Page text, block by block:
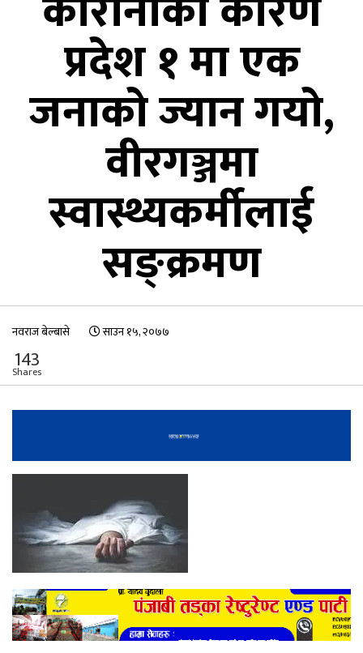
प्रदेश १ मा एक
जनाको ज्यान गयो,
वीरगञ्जमा
स्वास्थ्यकर्मीलाई
सङ्क्रमण
नवराज बेल्बासे साउन १५, २०७७
143
Shares